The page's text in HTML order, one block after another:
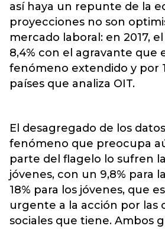
así haya un repunte de la
proyecciones no son
mercado laboral: en 2017,
8,4% con el agravante que
fenómeno extendido y por
países que analiza OIT.
El desagregado de los
fenómeno que preocupa
parte del flagelo lo sufren
jóvenes, con un 9,8% para
18% para los jóvenes, que
urgente a la acción por las
sociales que tiene. Ambos